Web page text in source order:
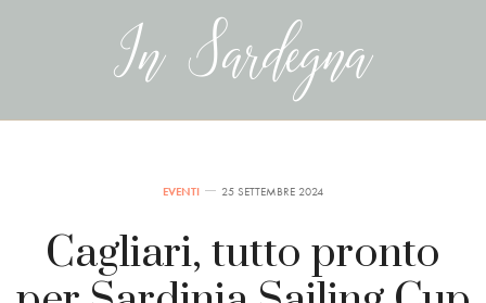
EVENTI 25 SETTEMBRE 2024
Cagliari, tutto pronto